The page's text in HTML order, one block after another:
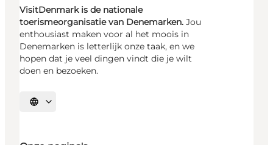
VisitDenmark is de nationale
toerismeorganisatie van Denemarken. Jou
enthousiast maken voor al het moois in
Denemarken is letterlijk onze taak, en we
hopen dat je veel dingen vindt die je wilt
doen en bezoeken.
Selecteer taal